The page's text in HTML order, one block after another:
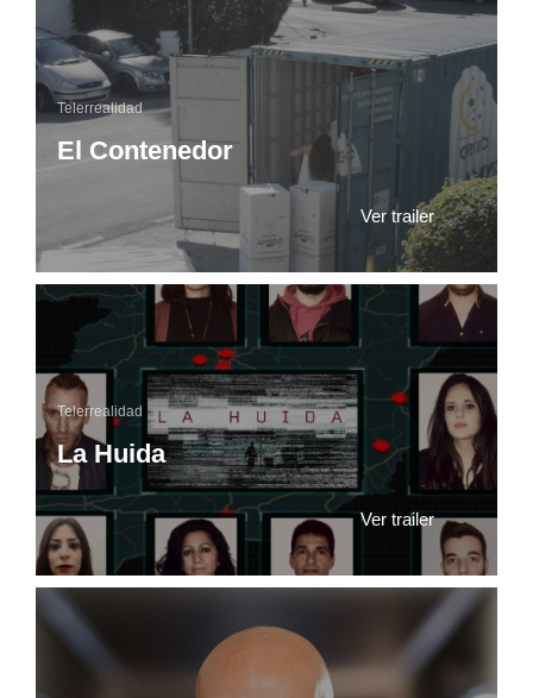
El Contenedor
Telerrealidad
Ver trailer
La Huida
Telerrealidad
Ver trailer